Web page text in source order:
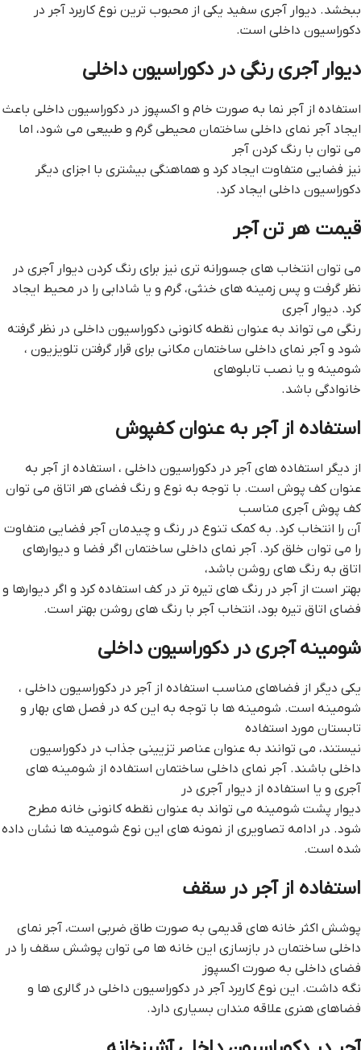
ببخشد. دیوار آجری سفید یکی از محبوب ترین نوع کاربرد آجر در
دکوراسیون داخلی است.
دیوار آجری رنگی در دکوراسیون داخلی
استفاده از آجر نما به صورت خام و اکسپوز در دکوراسیون داخلی باعث
ایجاد آجر نمای داخلی ساختمان محیطی گرم و طبیعی می شود، اما
می توان با رنگ کردن آجر
نیز فضایی متفاوت ایجاد کرد و هماهنگی بیشتری با اجزای دیگر
دکوراسیون داخلی ایجاد کرد.
قيمت هر تن آجر
می توان انتخاب های جسورانه تری نیز برای رنگ کردن دیوار آجری در
نظر گرفت و پس زمینه های خنثی، گرم و یا شادابی را در محیط ایجاد
کرد. دیوار آجری
رنگی می تواند به عنوان نقطه کانونی دکوراسیون داخلی در نظر گرفته
شود و آجر نمای داخلی ساختمان مکانی برای قرار گرفتن تلویزیون ،
شومینه و یا نصب تابلوهای
خانوادگی باشد.
استفاده از آجر به عنوان کفپوش
از دیگر استفاده های آجر در دکوراسیون داخلی ، استفاده از آجر به
عنوان کف پوش است. با توجه به نوع و رنگ فضای هر اتاق می توان
کف پوش آجری مناسب
آن را انتخاب کرد. به کمک تنوع در رنگ و چیدمان آجر فضایی متفاوت
را می توان خلق کرد. آجر نمای داخلی ساختمان اگر فضا و دیوارهای
اتاق به رنگ های روشن باشد،
بهتر است از آجر در رنگ های تیره تر در کف استفاده کرد و اگر دیوارها و
فضای اتاق تیره بود، انتخاب آجر با رنگ های روشن بهتر است.
شومینه آجری در دکوراسیون داخلی
یکی دیگر از فضاهای مناسب استفاده از آجر در دکوراسیون داخلی ،
شومینه است. شومینه ها با توجه به این که در فصل های بهار و
تابستان مورد استفاده
نیستند، می توانند به عنوان عناصر تزیینی جذاب در دکوراسیون
داخلی باشند. آجر نمای داخلی ساختمان استفاده از شومینه های
آجری و یا استفاده از دیوار آجری در
دیوار پشت شومینه می تواند به عنوان نقطه کانونی خانه مطرح
شود. در ادامه تصاویری از نمونه های این نوع شومینه ها نشان داده
شده است.
استفاده از آجر در سقف
پوشش اکثر خانه های قدیمی به صورت طاق ضربی است، آجر نمای
داخلی ساختمان در بازسازی این خانه ها می توان پوشش سقف را در
فضای داخلی به صورت اکسپوز
نگه داشت. این نوع کاربرد آجر در دکوراسیون داخلی در گالری ها و
فضاهای هنری علاقه مندان بسیاری دارد.